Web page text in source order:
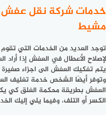
خدمات شركة نقل عفش
مشيط
توجد العديد من الخدمات التي
لإصلاح الأعطال في العفش إذا
يتم تفكيك العفش الى اجزاء
وتوفر أيضًا الشخص خدمة تغليف
العفش بطريقة محكمة الغلق كي
الكسر أو التلف، وفيما يلي إليك